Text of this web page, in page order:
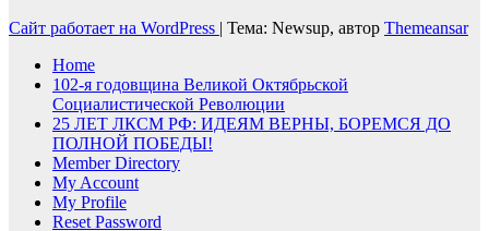
Сайт работает на WordPress | Тема: Newsup, автор Themeansar
Home
102-я годовщина Великой Октябрьской
Социалистической Революции
25 ЛЕТ ЛКСМ РФ: ИДЕЯМ ВЕРНЫ, БОРЕМСЯ ДО
ПОЛНОЙ ПОБЕДЫ!
Member Directory
My Account
My Profile
Reset Password